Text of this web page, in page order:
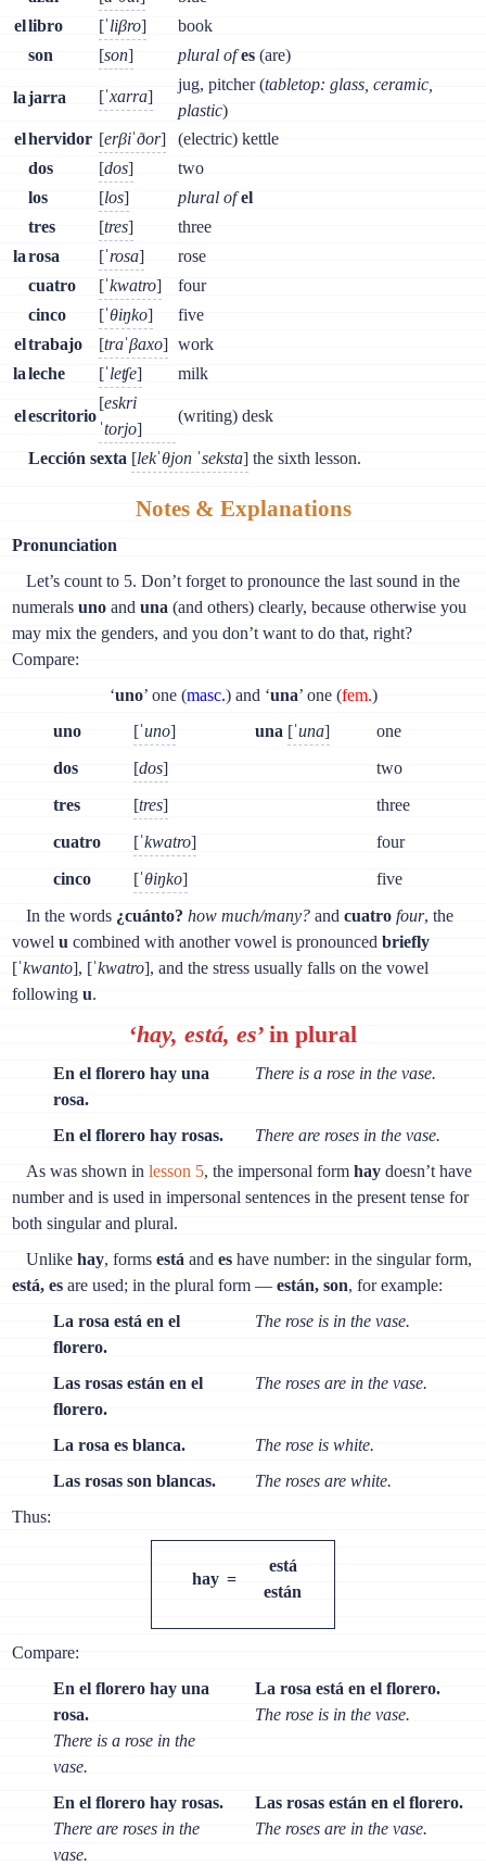
ellibro [ˈliβro]
book
son
[son] plural of es (are)
lajarra [ˈxarra]
jug, pitcher (tabletop: glass, ceramic,
plastic)
elhervidor [erβiˈðor]
(electric) kettle
dos
[dos]
two
los
[los] plural of el
tres
[tres]
three
larosa [ˈrosa]
rose
cuatro
[ˈkwatro]
four
cinco
[ˈθiŋko]
five
eltrabajo [traˈβaxo] work
laleche [ˈleʧe] milk
elescritorio
[eskri
ˈtorjo]
(writing) desk
Lección sexta [lekˈθjon ˈseksta] the sixth lesson.
Notes & Explanations
Pronunciation
Let’s count to 5. Don’t forget to pronounce the last sound in the
numeralsuno anduna (and others) clearly, because otherwise you
may mix the genders, and you don’t want to do that, right?
Compare:
‘uno’ one (masc.) and ‘una’ one (fem.)
uno
[ˈuno] una [ˈuna]
one
dos
[dos]
two
tres
[tres]
three
cuatro
[ˈkwatro]
four
cinco
[ˈθiŋko]
five
In the words ¿cuánto? how much/many? and cuatro four, the
vowelu combined with another vowel is pronouncedbriefly
[ˈkwanto], [ˈkwatro], and the stress usually falls on the vowel
followingu.
‘hay, está, es’ in plural
En el florero hay una
rosa.
There is a rose in the vase.
En el florero hay rosas.
There are roses in the vase.
As was shown in lesson 5, the impersonal form hay doesn’t have
number and is used in impersonal sentences in the present tense for
both singular and plural.
Unlike hay, forms está and es have number: in the singular form,
está, es are used; in the plural form —están, son, for example:
La rosa está en el
florero.
The rose is in the vase.
Las rosas están en el
florero.
The roses are in the vase.
La rosa es blanca.
The rose is white.
Las rosas son blancas.
The roses are white.
Thus:
hay =
está
están
Compare:
En el florero hay una
rosa.
There is a rose in the
vase.
La rosa está en el florero.
The rose is in the vase.
En el florero hay rosas.
There are roses in the
vase.
Las rosas están en el florero.
The roses are in the vase.